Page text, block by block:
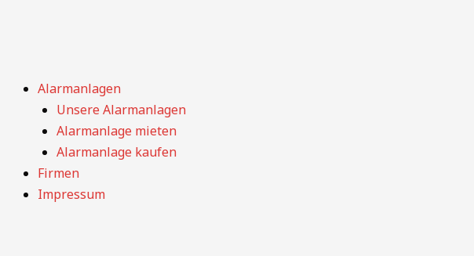
Alarmanlagen
Unsere Alarmanlagen
Alarmanlage mieten
Alarmanlage kaufen
Firmen
Impressum